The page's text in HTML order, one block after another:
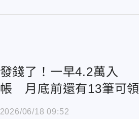
發錢了！一早4.2萬入
帳 月底前還有13筆可領
2026/06/18 09:52